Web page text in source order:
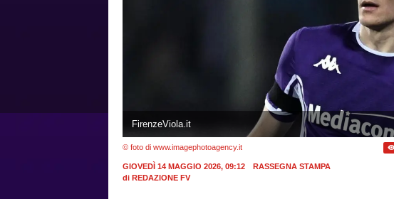
FirenzeViola.it
© foto di www.imagephotoagency.it
GIOVEDÌ 14 MAGGIO 2026, 09:12
RASSEGNA STAMPA
di REDAZIONE FV